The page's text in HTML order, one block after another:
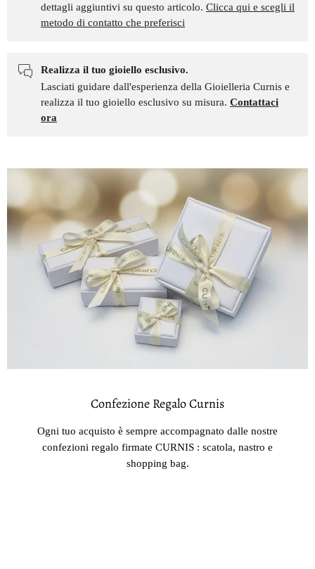
dettagli aggiuntivi su questo articolo. Clicca qui e scegli il
metodo di contatto che preferisci
Realizza il tuo gioiello esclusivo.
Lasciati guidare dall'esperienza della Gioielleria Curnis e
realizza il tuo gioiello esclusivo su misura. Contattaci
ora
Confezione Regalo Curnis
Ogni tuo acquisto è sempre accompagnato dalle nostre
confezioni regalo firmate CURNIS : scatola, nastro e
shopping bag.